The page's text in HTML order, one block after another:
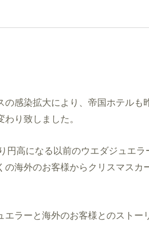
の感染拡大により、帝国ホテル
り致しました。
円高になる以前のウエダジュエ
の海外のお客様からクリスマス
ラーと海外のお客様とのストー